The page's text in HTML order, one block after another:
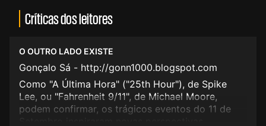
Críticas dos leitores
O OUTRO LADO EXISTE
Gonçalo Sá - http://gonn1000.blogspot.com
Como "A Última Hora" ("25th Hour"), de Spike
Lee, ou "Fahrenheit 9/11", de Michael Moore,
podem confirmar, os trágicos eventos do 11 de